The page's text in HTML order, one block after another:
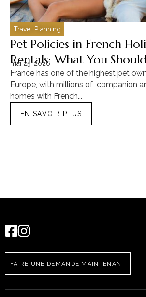
Travel Planning
Pet Policies in French
Rentals: What You
mai 25, 2026
France has one of the highest pet
Europe, with millions of companion
homes with French...
EN SAVOIR PLUS
FAIRE UNE DEMANDE MAINTENANT